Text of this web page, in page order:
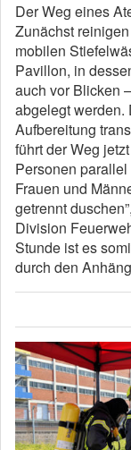
Der Weg eines
Zunächst
mobilen
Pavillon, in
auch vor Blicken
abgelegt werden.
Aufbereitung
führt der Weg
Personen
Frauen und
getrennt
Division
Stunde ist es
durch den